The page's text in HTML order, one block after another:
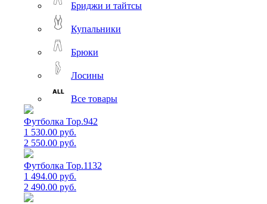
Бриджи и тайтсы
Купальники
Брюки
Лосины
Все товары
Футболка Top.942
1 530.00 руб.
2 550.00 руб.
Футболка Top.1132
1 494.00 руб.
2 490.00 руб.